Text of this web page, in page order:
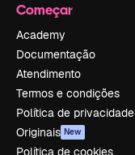
Começar
Academy
Documentação
Atendimento
Termos e condições
Política de privacidade
Originais New
Política de cookies